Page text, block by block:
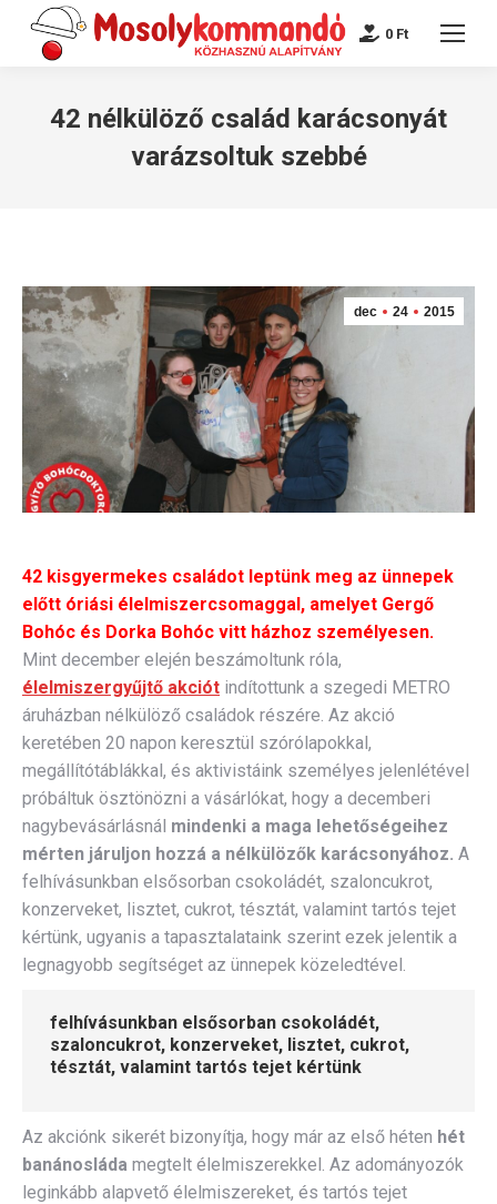
0 Ft
42 nélkülöző család karácsonyát
varázsoltuk szebbé
dec 24 2015
42 kisgyermekes családot leptünk meg az ünnepek
előtt óriási élelmiszercsomaggal, amelyet Gergő
Bohóc és Dorka Bohóc vitt házhoz személyesen.
Mint december elején beszámoltunk róla,
élelmiszergyűjtő akciót indítottunk a szegedi METRO
áruházban nélkülöző családok részére. Az akció
keretében 20 napon keresztül szórólapokkal,
megállítótáblákkal, és aktivistáink személyes jelenlétével
próbáltuk ösztönözni a vásárlókat, hogy a decemberi
nagybevásárlásnál mindenki a maga lehetőségeihez
mérten járuljon hozzá a nélkülözők karácsonyához. A
felhívásunkban elsősorban csokoládét, szaloncukrot,
konzerveket, lisztet, cukrot, tésztát, valamint tartós tejet
kértünk, ugyanis a tapasztalataink szerint ezek jelentik a
legnagyobb segítséget az ünnepek közeledtével.
felhívásunkban elsősorban csokoládét,
szaloncukrot, konzerveket, lisztet, cukrot,
tésztát, valamint tartós tejet kértünk
Az akciónk sikerét bizonyítja, hogy már az első héten hét
banánosláda megtelt élelmiszerekkel. Az adományozók
leginkább alapvető élelmiszereket, és tartós tejet